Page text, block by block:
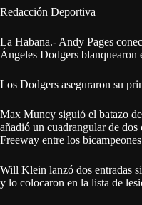
Redacción Deportiva
La Habana.- Andy Pages
Ángeles Dodgers blanquearon
Los Dodgers aseguraron su
Max Muncy siguió el batazo
añadió un cuadrangular de
Freeway entre los
Will Klein lanzó dos entradas
y lo colocaron en la lista de